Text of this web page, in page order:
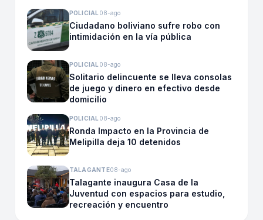
POLICIAL 08-ago
Ciudadano boliviano sufre robo con
intimidación en la vía pública
POLICIAL 08-ago
Solitario delincuente se lleva consolas
de juego y dinero en efectivo desde
domicilio
POLICIAL 08-ago
Ronda Impacto en la Provincia de
Melipilla deja 10 detenidos
TALAGANTE08-ago
Talagante inaugura Casa de la
Juventud con espacios para estudio,
recreación y encuentro